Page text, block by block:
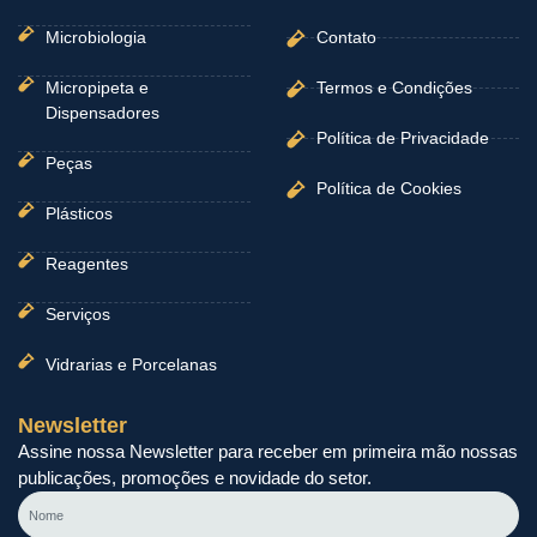
Microbiologia
Micropipeta e
Dispensadores
Peças
Plásticos
Reagentes
Serviços
Vidrarias e Porcelanas
Contato
Termos e Condições
Política de Privacidade
Política de Cookies
Newsletter
Assine nossa Newsletter para receber em primeira mão nossas
publicações, promoções e novidade do setor.
Nome